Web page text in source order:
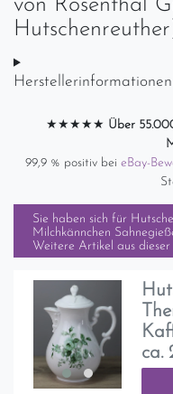
von Rosenthal
★★★★★ Über
99,9 % positiv bei eBay-
Sie haben sich für
Milchkännchen
Weitere Artikel aus
ca.